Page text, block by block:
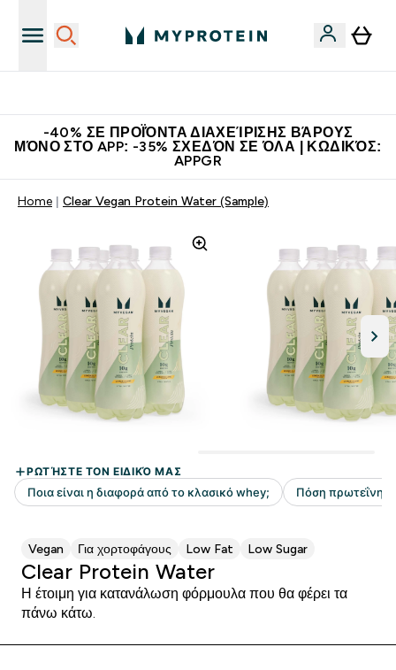
-40% ΣΕ ΠΡΟΪΌΝΤΑ ΔΙΑΧΕΊΡΙΣΗΣ ΒΆΡΟΥΣ
ΜΌΝΟ ΣΤΟ APP: -35% ΣΧΕΔΌΝ ΣΕ ΌΛΑ | ΚΩΔΙΚΌΣ:
APPGR
Home Clear Vegan Protein Water (Sample)
Vegan Για χορτοφάγους Low Fat Low Sugar
Clear Protein Water
Η έτοιμη για κατανάλωση φόρμουλα που θα φέρει τα
πάνω κάτω.